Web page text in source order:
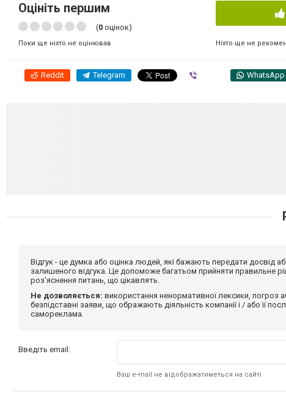
Оцініть першим
(0 оцінок)
Поки ще ніхто не оцінював Ніхто ще не
Reddit Telegram WhatsApp
Відгук - це думка або оцінка людей, які бажають передати
залишеного відгука. Це допоможе багатьом прийняти правильне
роз'яснення питань, що цікавлять.
Не дозволяється: використання ненормативної лексики, погроз
безпідставні заяви, що ображають діяльність компанії і / або її
самореклама.
Введіть email:
Ваш e-mail не відображатиметься на сайті